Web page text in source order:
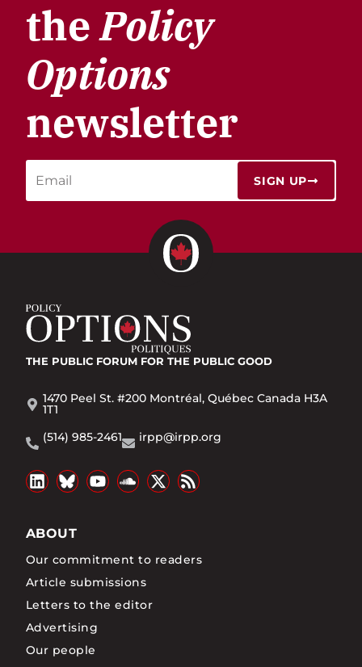
thePolicy
Options
newsletter
SIGN UP
THE PUBLIC FORUM FOR THE PUBLIC GOOD
1470 Peel St. #200 Montréal, Québec Canada H3A
1T1
(514) 985-2461
irpp@irpp.org
ABOUT
Our commitment to readers
Article submissions
Letters to the editor
Advertising
Our people